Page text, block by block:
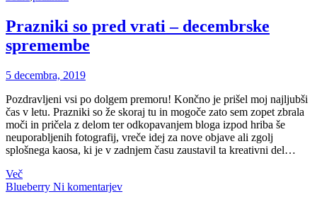
Prazniki so pred vrati – decembrske
spremembe
5 decembra, 2019
Pozdravljeni vsi po dolgem premoru! Končno je prišel moj najljubši
čas v letu. Prazniki so že skoraj tu in mogoče zato sem zopet zbrala
moči in pričela z delom ter odkopavanjem bloga izpod hriba še
neuporabljenih fotografij, vreče idej za nove objave ali zgolj
splošnega kaosa, ki je v zadnjem času zaustavil ta kreativni del…
Več
Blueberry Ni komentarjev